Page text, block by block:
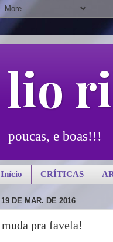
lio
poucas, e boas!!!
Início CRÍTICAS
19 DE MAR. DE 2016
muda pra favela!